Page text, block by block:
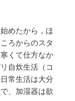
めたから，ほ
ろからのスタ
くて仕方なか
自炊生活（コ
常生活は大分
、加湿器は欲